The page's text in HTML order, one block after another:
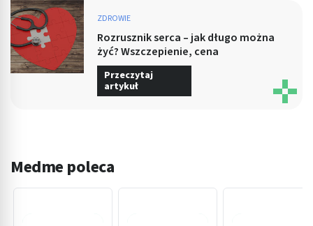
ZDROWIE
Rozrusznik serca – jak długo można
żyć? Wszczepienie, cena
Przeczytaj
artykuł
Medme poleca